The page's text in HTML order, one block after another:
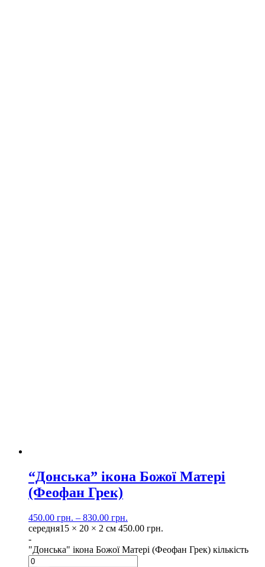
“Донська” ікона Божої Матері
(Феофан Грек)
450.00 грн. – 830.00 грн.
середня15 × 20 × 2 см 450.00 грн.
-
"Донська" ікона Божої Матері (Феофан Грек) кількість